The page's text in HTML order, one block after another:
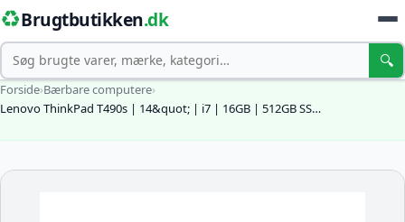
♻️Brugtbutikken.dk
Søg 🔍
Forside›Bærbare computere›
Lenovo ThinkPad T490s | 14&quot; | i7 | 16GB | 512GB SS…